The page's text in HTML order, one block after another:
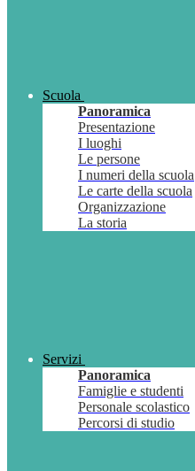
Scuola
Panoramica
Presentazione
I luoghi
Le persone
I numeri della scuola
Le carte della scuola
Organizzazione
La storia
Servizi
Panoramica
Famiglie e studenti
Personale scolastico
Percorsi di studio